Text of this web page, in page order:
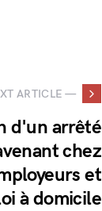
ARTICLE —
d'un arrêté
chez
et
à domicile